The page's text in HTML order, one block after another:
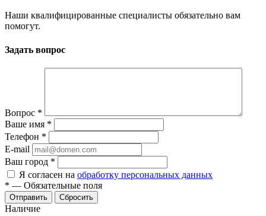
Наши квалифицированные специалисты обязательно вам
помогут.
Задать вопрос
Вопрос *
Ваше имя *
Телефон *
E-mail
Ваш город *
Я согласен на обработку персональных данных
* — Обязательные поля
Сбросить
Наличие